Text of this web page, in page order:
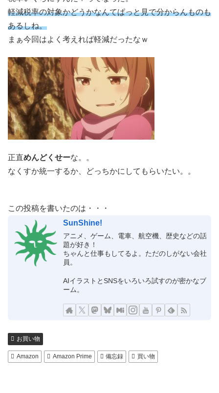
軽減税率の対象かどうかなんてぱっと見で分からんものも
あるしね。
まぁ今回はよく考えれば軽減だったなｗ
正直めんどくせーな。。
なくすか統一するか、どっちかにしてもらいたい。。
この投稿を書いたのは・・・
SunShine!
アニメ、ゲーム、電車、航空機、歴史などの話
題が好き！
ちゃんと仕事もしてるよ。ただのしがない会社
員。
AIイラストとSNSをいろいろ試すのが密かなブ
ーム。
お買い物
Amazon Amazon Prime 備忘録 買い物